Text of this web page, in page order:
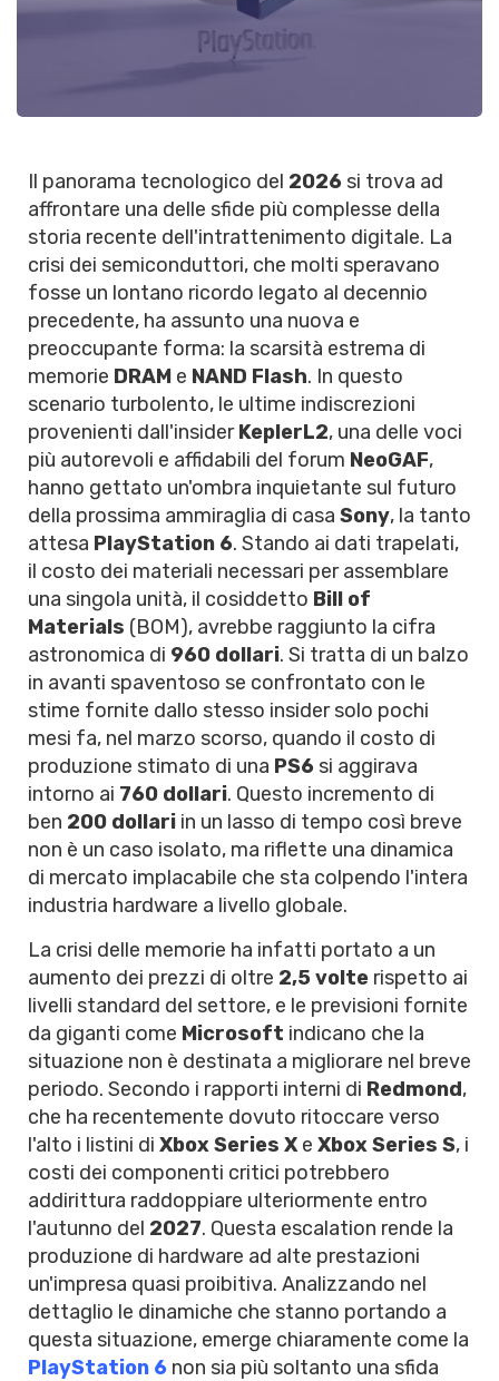
Il panorama tecnologico del 2026 si trova ad
affrontare una delle sfide più complesse della
storia recente dell'intrattenimento digitale. La
crisi dei semiconduttori, che molti speravano
fosse un lontano ricordo legato al decennio
precedente, ha assunto una nuova e
preoccupante forma: la scarsità estrema di
memorie DRAM e NAND Flash. In questo
scenario turbolento, le ultime indiscrezioni
provenienti dall'insiderKeplerL2, una delle voci
più autorevoli e affidabili del forum NeoGAF,
hanno gettato un'ombra inquietante sul futuro
della prossima ammiraglia di casa Sony, la tanto
attesa PlayStation 6. Stando ai dati trapelati,
il costo dei materiali necessari per assemblare
una singola unità, il cosiddetto Bill of
Materials (BOM), avrebbe raggiunto la cifra
astronomica di 960 dollari. Si tratta di un balzo
in avanti spaventoso se confrontato con le
stime fornite dallo stesso insider solo pochi
mesi fa, nel marzo scorso, quando il costo di
produzione stimato di una PS6 si aggirava
intorno ai 760 dollari. Questo incremento di
ben 200 dollari in un lasso di tempo così breve
non è un caso isolato, ma riflette una dinamica
di mercato implacabile che sta colpendo l'intera
industria hardware a livello globale.
La crisi delle memorie ha infatti portato a un
aumento dei prezzi di oltre 2,5 volte rispetto ai
livelli standard del settore, e le previsioni fornite
da giganti come Microsoft indicano che la
situazione non è destinata a migliorare nel breve
periodo. Secondo i rapporti interni di Redmond,
che ha recentemente dovuto ritoccare verso
l'alto i listini di Xbox Series X e Xbox Series S, i
costi dei componenti critici potrebbero
addirittura raddoppiare ulteriormente entro
l'autunno del 2027. Questa escalation rende la
produzione di hardware ad alte prestazioni
un'impresa quasi proibitiva. Analizzando nel
dettaglio le dinamiche che stanno portando a
questa situazione, emerge chiaramente come la
PlayStation 6 non sia più soltanto una sfida